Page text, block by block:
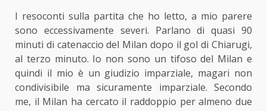
I resoconti sulla partita che ho letto, a mio parere
sono eccessivamente severi. Parlano di quasi 90
minuti di catenaccio del Milan dopo il gol di Chiarugi,
al terzo minuto. Io non sono un tifoso del Milan e
quindi il mio è un giudizio imparziale, magari non
condivisibile ma sicuramente imparziale. Secondo
me, il Milan ha cercato il raddoppio per almeno due